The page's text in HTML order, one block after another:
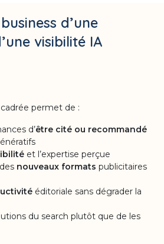
d’une
visibilité IA
permet de :
d’être cité ou recommandé
et l’expertise perçue
nouveaux formats publicitaires
éditoriale sans dégrader la
du search plutôt que de les